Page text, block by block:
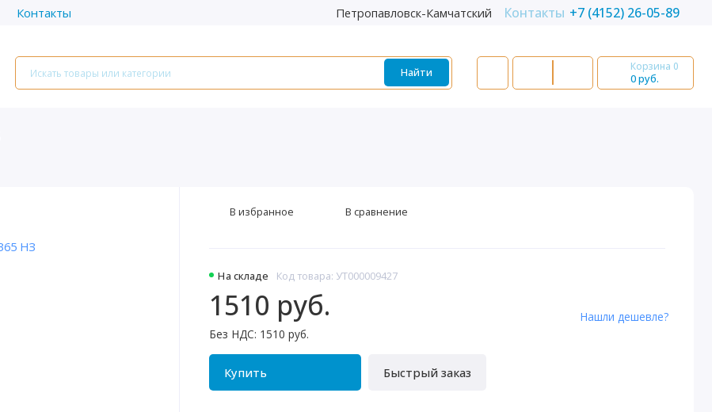
Контакты Петропавловск-Камчатский Контакты +7 (4152) 26-05-89
Найти Корзина 0
0 руб.
На складе Код товара: УТ000009427
1510 руб.
Без НДС: 1510 руб.
Купить Быстрый заказ
Нашли дешевле?
В избранное В сравнение